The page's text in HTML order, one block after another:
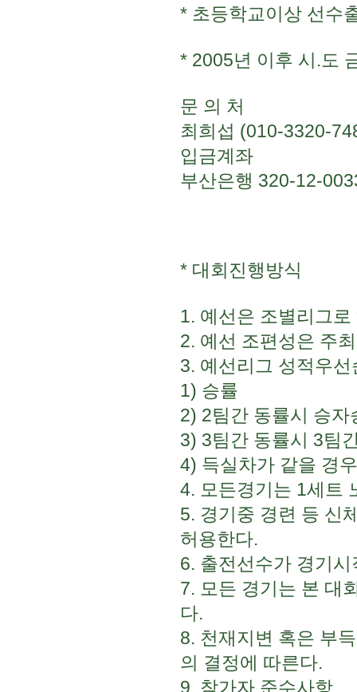
* 초등학교이상 선수
* 2005년 이후 시.도
문 의 처
최희섭 (010-3320-
입금계좌
부산은행 320-12-
* 대회진행방식
1. 예선은 조별리그
2. 예선 조편성은 주
3. 예선리그 성적우선
1) 승률
2) 2팀간 동률시 승자
3) 3팀간 동률시 3팀
4) 득실차가 같을 경
4. 모든경기는 1세트
5. 경기중 경련 등 신
허용한다.
6. 출전선수가 경기
7. 모든 경기는 본 대
다.
8. 천재지변 혹은 부
의 결정에 따른다.
9. 참가자 준수사항